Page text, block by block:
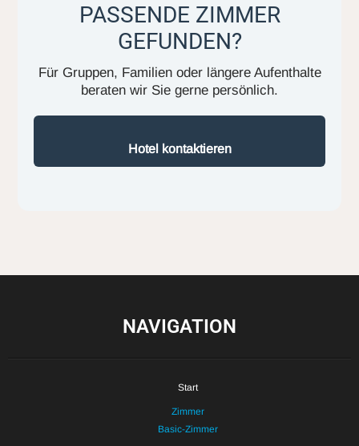
PASSENDE ZIMMER
GEFUNDEN?
Für Gruppen, Familien oder längere Aufenthalte
beraten wir Sie gerne persönlich.
Hotel kontaktieren
NAVIGATION
Start
Zimmer
Basic-Zimmer